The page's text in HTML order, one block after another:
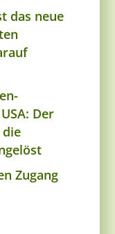
das neue
Der
Zugang